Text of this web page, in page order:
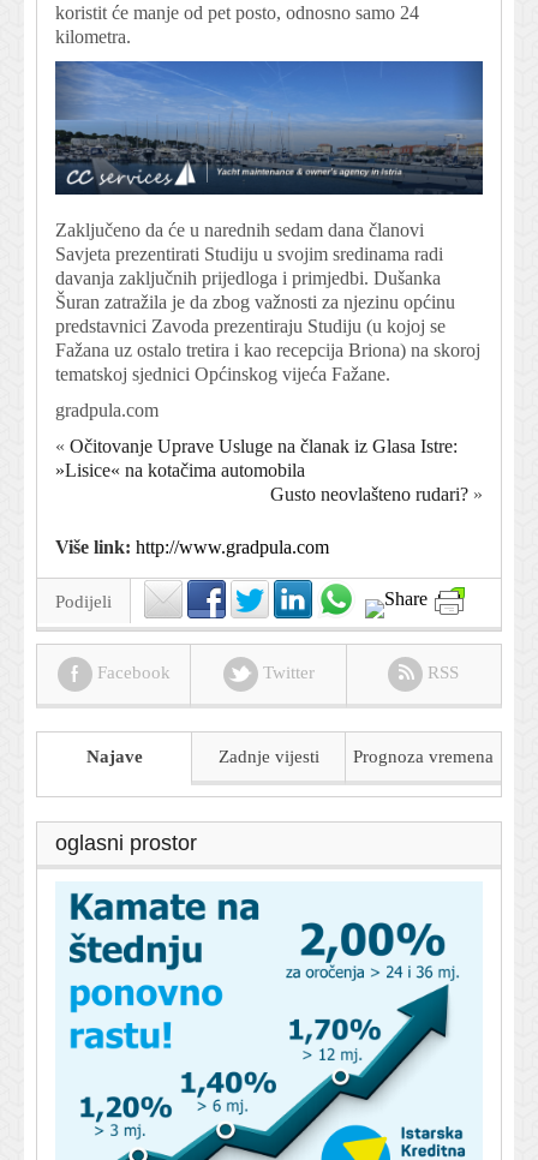
koristit će manje od pet posto, odnosno samo 24
kilometra.
Zaključeno da će u narednih sedam dana članovi
Savjeta prezentirati Studiju u svojim sredinama radi
davanja zaključnih prijedloga i primjedbi. Dušanka
Šuran zatražila je da zbog važnosti za njezinu općinu
predstavnici Zavoda prezentiraju Studiju (u kojoj se
Fažana uz ostalo tretira i kao recepcija Briona) na skoroj
tematskoj sjednici Općinskog vijeća Fažane.
gradpula.com
« Očitovanje Uprave Usluge na članak iz Glasa Istre:
»Lisice« na kotačima automobila
Gusto neovlašteno rudari? »
Više link: http://www.gradpula.com
Podijeli
Facebook Twitter RSS
Najave Zadnje vijesti Prognoza vremena
oglasni prostor